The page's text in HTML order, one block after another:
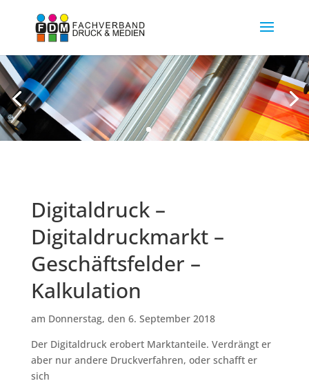
Digitaldruck –
Digitaldruckmarkt –
Geschäftsfelder –
Kalkulation
am Donnerstag, den 6. September 2018
Der Digitaldruck erobert Marktanteile. Verdrängt er
aber nur andere Druckverfahren, oder schafft er
sich